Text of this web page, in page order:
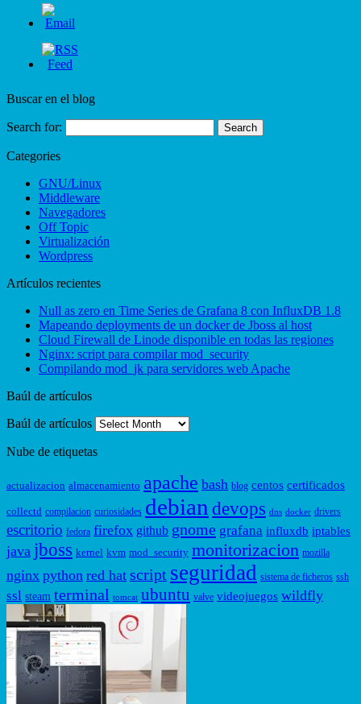
Buscar en el blog
Search for:
Categories
GNU/Linux
Middleware
Navegadores
Off Topic
Virtualización
Wordpress
Artículos recientes
Null as zero en Time Series de Grafana 8 con InfluxDB 1.8
Mapeando deployments de un docker de Jboss al host
Cloud Firewall de Linode disponible en todas las regiones
Nginx: script para compilar mod_security
Compilando mod_jk para servidores web Apache
Baúl de artículos
Baúl de artículos
Nube de etiquetas
actualizacion almacenamiento apache bash blog centos certificados
collectd compilacion curiosidades debian devops dns docker drivers
escritorio fedora firefox github gnome grafana influxdb iptables
java jboss kernel kvm mod_security monitorizacion mozilla
nginx python red hat script seguridad sistema de ficheros ssh
ssl steam terminal tomcat ubuntu valve videojuegos wildfly